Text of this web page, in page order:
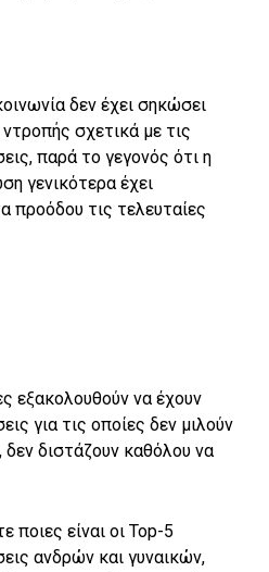
δεν έχει σηκώσει
σχετικά με τις
παρά το γεγονός ότι η
γενικότερα έχει
προόδου τις τελευταίες
εξακολουθούν να έχουν
για τις οποίες δεν μιλούν
δεν διστάζουν καθόλου να
ποιες είναι οι Top-5
ανδρών και γυναικών,